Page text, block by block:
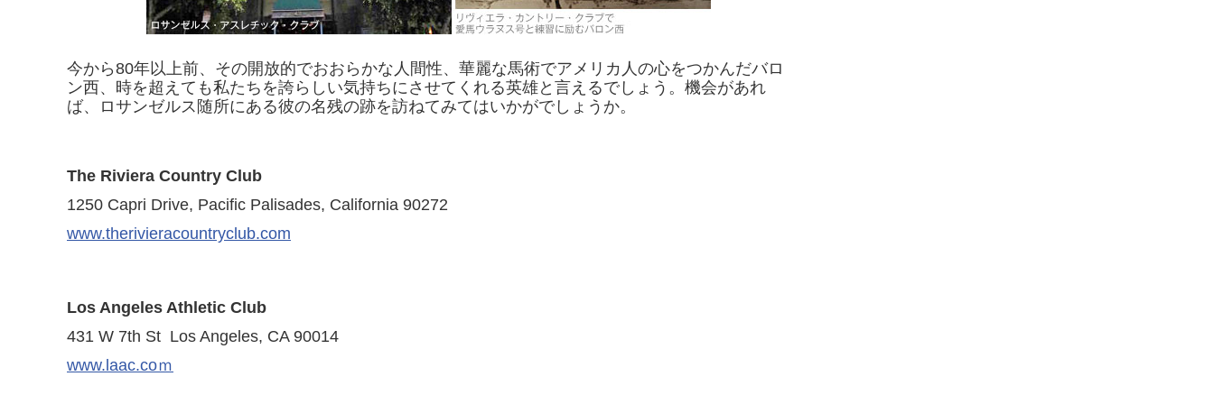
今から80年以上前、その開放的でおおらかな人間性、華麗な馬術でアメリカ人の心をつかんだバロ
ン西、時を超えても私たちを誇らしい気持ちにさせてくれる英雄と言えるでしょう。機会があれ
ば、ロサンゼルス随所にある彼の名残の跡を訪ねてみてはいかがでしょうか。
The Riviera Country Club
1250 Capri Drive, Pacific Palisades, California 90272
www.therivieracountryclub.com
Los Angeles Athletic Club
431 W 7th St Los Angeles, CA 90014
www.laac.coｍ